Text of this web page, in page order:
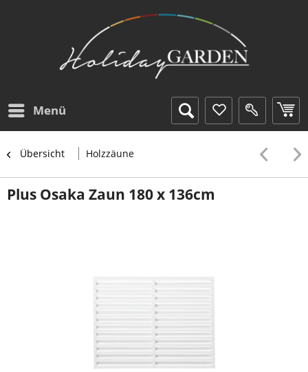
Menü
Übersicht Holzzäune
Plus Osaka Zaun 180 x 136cm